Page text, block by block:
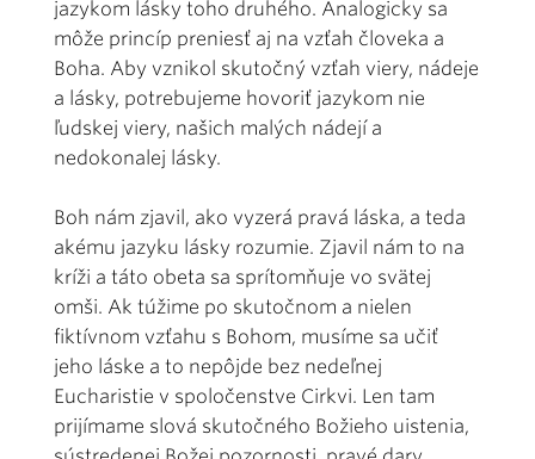
jazykom lásky toho druhého. Analogicky sa
môže princíp preniesť aj na vzťah človeka a
Boha. Aby vznikol skutočný vzťah viery, nádeje
a lásky, potrebujeme hovoriť jazykom nie
ľudskej viery, našich malých nádejí a
nedokonalej lásky.
Boh nám zjavil, ako vyzerá pravá láska, a teda
akému jazyku lásky rozumie. Zjavil nám to na
kríži a táto obeta sa sprítomňuje vo svätej
omši. Ak túžime po skutočnom a nielen
fiktívnom vzťahu s Bohom, musíme sa učiť
jeho láske a to nepôjde bez nedeľnej
Eucharistie v spoločenstve Cirkvi. Len tam
prijímame slová skutočného Božieho uistenia,